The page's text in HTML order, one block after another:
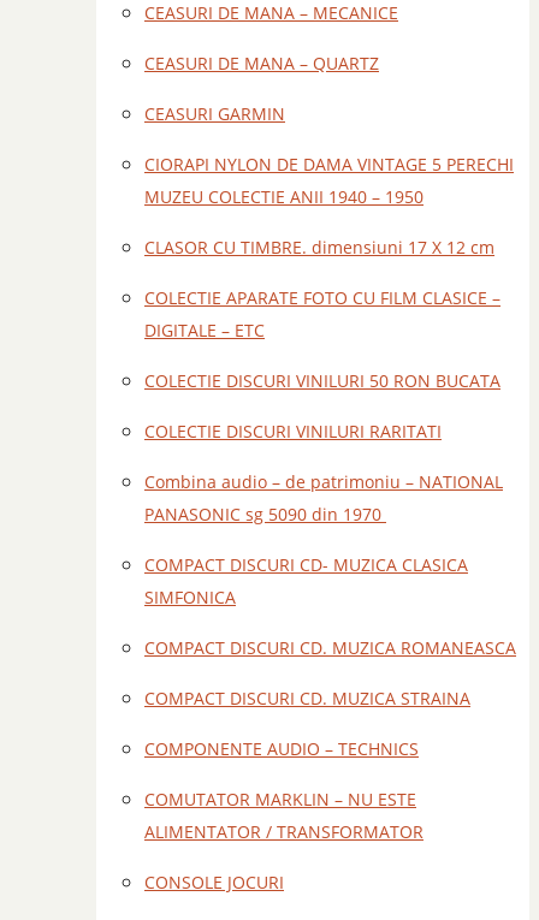
CEASURI DE MANA – MECANICE
CEASURI DE MANA – QUARTZ
CEASURI GARMIN
CIORAPI NYLON DE DAMA VINTAGE 5 PERECHI
MUZEU COLECTIE ANII 1940 – 1950
CLASOR CU TIMBRE. dimensiuni 17 X 12 cm
COLECTIE APARATE FOTO CU FILM CLASICE –
DIGITALE – ETC
COLECTIE DISCURI VINILURI 50 RON BUCATA
COLECTIE DISCURI VINILURI RARITATI
Combina audio – de patrimoniu – NATIONAL
PANASONIC sg 5090 din 1970
COMPACT DISCURI CD- MUZICA CLASICA
SIMFONICA
COMPACT DISCURI CD. MUZICA ROMANEASCA
COMPACT DISCURI CD. MUZICA STRAINA
COMPONENTE AUDIO – TECHNICS
COMUTATOR MARKLIN – NU ESTE
ALIMENTATOR / TRANSFORMATOR
CONSOLE JOCURI